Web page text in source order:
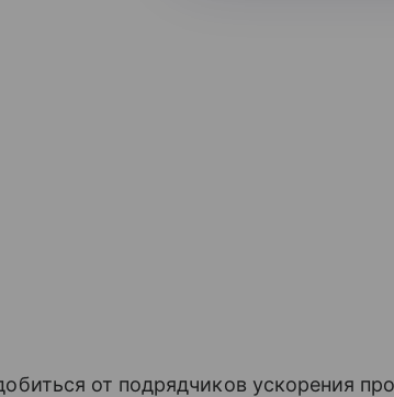
от подрядчиков ускорения